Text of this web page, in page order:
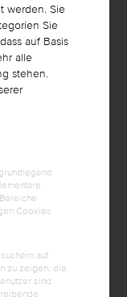
Werbung auf
für
für Ihre
werden. Sie
Sie
auf Basis
alle
stehen.
Cookies
auf
zu zeigen, die
sind